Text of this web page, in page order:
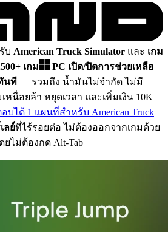
บ American Truck Simulator และ เกม
เกม
PC เปิด/ปิดการช่วยเหลือ
นที — รวมถึง น้ำมันไม่จำกัด ไม่มี
หนื่อยล้า หยุดเวลา และเพิ่มเงิน 10K
บได้ 1 แผนที่สำหรับ American Truck
ลย์ที่ไร้รอยต่อ ไม่ต้องออกจากเกมด้วย
ยไม่ต้องกด Alt-Tab